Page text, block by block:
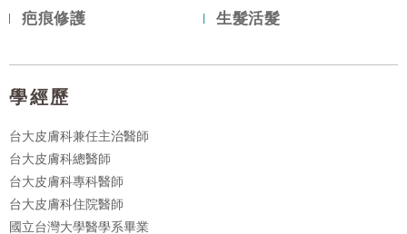
疤痕修護
生髮活髮
學經歷
台大皮膚科兼任主治醫師
台大皮膚科總醫師
台大皮膚科專科醫師
台大皮膚科住院醫師
國立台灣大學醫學系畢業